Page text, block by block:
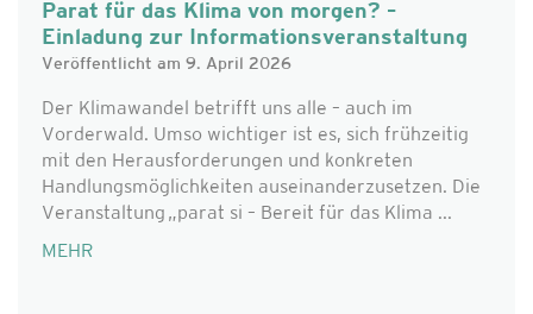
Parat für das Klima von morgen? –
Einladung zur Informationsveranstaltung
Veröffentlicht am 9. April 2026
Der Klimawandel betrifft uns alle – auch im
Vorderwald. Umso wichtiger ist es, sich frühzeitig
mit den Herausforderungen und konkreten
Handlungsmöglichkeiten auseinanderzusetzen. Die
Veranstaltung „parat si – Bereit für das Klima ...
MEHR